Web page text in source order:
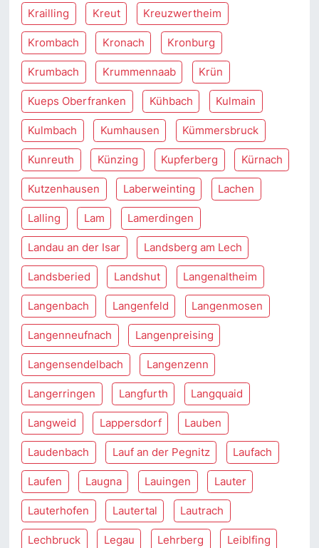
Krailling Kreut Kreuzwertheim
Krombach Kronach Kronburg
Krumbach Krummennaab Krün
Kueps Oberfranken Kühbach Kulmain
Kulmbach Kumhausen Kümmersbruck
Kunreuth Künzing Kupferberg Kürnach
Kutzenhausen Laberweinting Lachen
Lalling Lam Lamerdingen
Landau an der Isar Landsberg am Lech
Landsberied Landshut Langenaltheim
Langenbach Langenfeld Langenmosen
Langenneufnach Langenpreising
Langensendelbach Langenzenn
Langerringen Langfurth Langquaid
Langweid Lappersdorf Lauben
Laudenbach Lauf an der Pegnitz Laufach
Laufen Laugna Lauingen Lauter
Lauterhofen Lautertal Lautrach
Lechbruck Legau Lehrberg Leiblfing